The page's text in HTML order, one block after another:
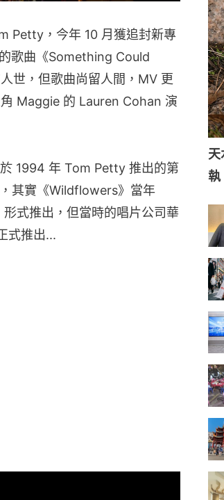
Petty，今年 10 月獲追封新專
歌曲《Something Could
世，但歌曲尚留人間，MV 更
Maggie 的 Lauren Cohan 演
1994 年 Tom Petty 推出的第
其實《Wildflowers》當年
式推出，但當時的唱片公司華
式推出...
天
執